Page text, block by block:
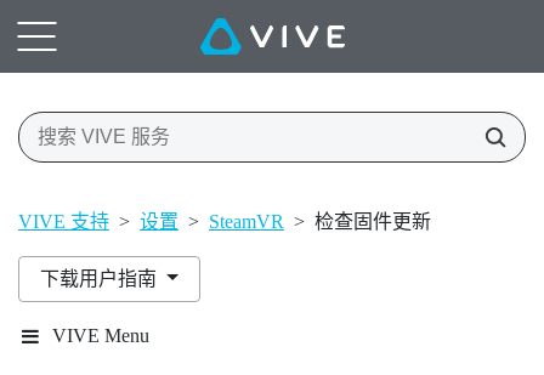
VIVE 支持 > 设置 > SteamVR > 检查固件更新
下载用户指南
VIVE Menu